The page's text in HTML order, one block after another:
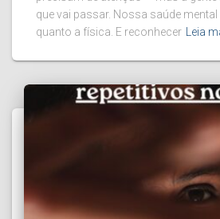
que vai passar. Nossa saúde
quanto a física. E reconhecer
Leia